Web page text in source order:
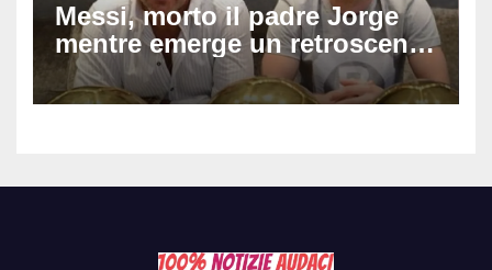
Messi, morto il padre Jorge
mentre emerge un retroscena
choc: le minacce di morte al
fuoriclasse durante i Mondiali